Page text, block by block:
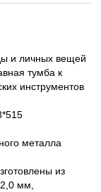
и личных вещей
тумба к
инструментов
металла
из
мм,